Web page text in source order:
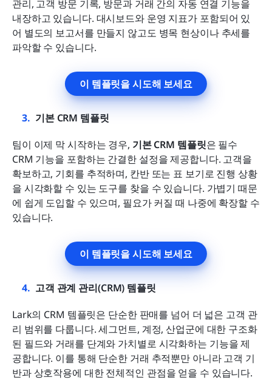
관리, 고객 방문 기록, 방문과 거래 간의 자동 연결 기능을
내장하고 있습니다. 대시보드와 운영 지표가 포함되어 있
어 별도의 보고서를 만들지 않고도 병목 현상이나 추세를
파악할 수 있습니다.
이 템플릿을 시도해 보세요
기본 CRM 템플릿
팀이 이제 막 시작하는 경우, 기본 CRM 템플릿은 필수
CRM 기능을 포함하는 간결한 설정을 제공합니다. 고객을
확보하고, 기회를 추적하며, 칸반 또는 표 보기로 진행 상황
을 시각화할 수 있는 도구를 찾을 수 있습니다. 가볍기 때문
에 쉽게 도입할 수 있으며, 필요가 커질 때 나중에 확장할 수
있습니다.
이 템플릿을 시도해 보세요
고객 관계 관리(CRM) 템플릿
Lark의 CRM 템플릿은 단순한 판매를 넘어 더 넓은 고객 관
리 범위를 다룹니다. 세그먼트, 계정, 산업군에 대한 구조화
된 필드와 거래를 단계와 가치별로 시각화하는 기능을 제
공합니다. 이를 통해 단순한 거래 추적뿐만 아니라 고객 기
반과 상호작용에 대한 전체적인 관점을 얻을 수 있습니다.